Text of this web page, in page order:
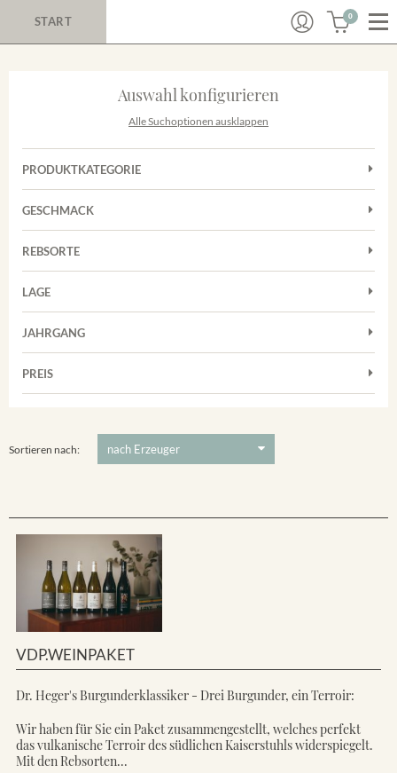
START 0
Auswahl konfigurieren
Alle Suchoptionen ausklappen
PRODUKTKATEGORIE
Cuvées
Rosé
Sekt
GESCHMACK
Trocken
REBSORTE
Auxerrois
Cuvée
Grauburgunder
LAGE
Achkarrer Schlossberg
Merdinger Bühl
Vorderer Winklerberg
JAHRGANG
PREIS
Sortieren nach:
VDP.WEINPAKET
Dr. Heger's Burgunderklassiker - Drei Burgunder, ein Terroir:
Wir haben für Sie ein Paket zusammengestellt, welches perfekt
das vulkanische Terroir des südlichen Kaiserstuhls widerspiegelt.
Mit den Rebsorten...